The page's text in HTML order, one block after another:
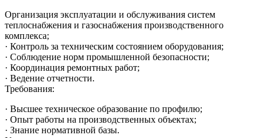
Организация эксплуатации и обслуживания систем
теплоснабжения и газоснабжения производственного
комплекса;
· Контроль за техническим состоянием оборудования;
· Соблюдение норм промышленной безопасности;
· Координация ремонтных работ;
· Ведение отчетности.
Требования:
· Высшее техническое образование по профилю;
· Опыт работы на производственных объектах;
· Знание нормативной базы.